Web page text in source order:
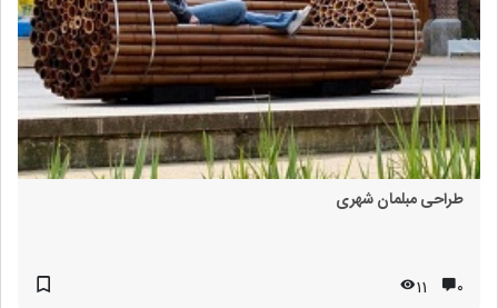
طراحی مبلمان شهری
۰ 11